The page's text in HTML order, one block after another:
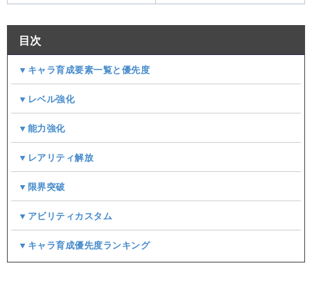
目次
▼キャラ育成要素一覧と優先度
▼レベル強化
▼能力強化
▼レアリティ解放
▼限界突破
▼アビリティカスタム
▼キャラ育成優先度ランキング